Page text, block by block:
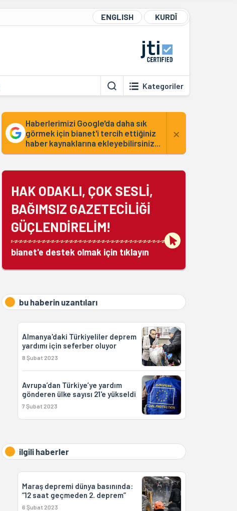
ENGLISH KURDÎ
Kategoriler
Haberlerimizi Google'da daha sık
görmek için bianet'i tercih ettiğiniz
haber kaynaklarına ekleyebilirsiniz...
×
HAK ODAKLI, ÇOK SESLİ,
BAĞIMSIZ GAZETECİLİĞİ
GÜÇLENDİRELİM!
bianet'e destek olmak için tıklayın
bu haberin uzantıları
Almanya'daki Türkiyeliler deprem
yardımı için seferber oluyor
8 Şubat 2023
Avrupa’dan Türkiye’ye yardım
gönderen ülke sayısı 21'e yükseldi
7 Şubat 2023
ilgili haberler
Maraş depremi dünya basınında:
“12 saat geçmeden 2. deprem”
6 Şubat 2023